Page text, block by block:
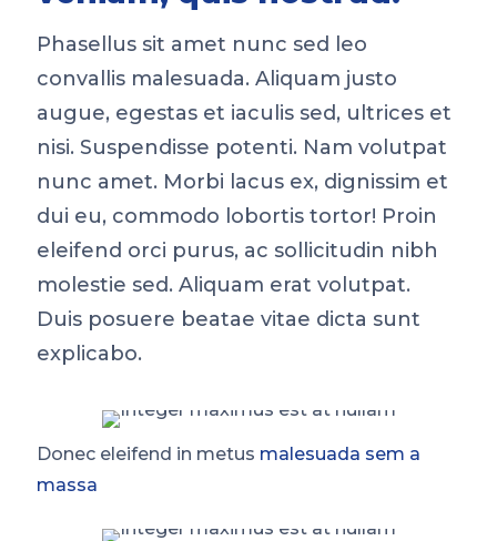
Phasellus sit amet nunc sed leo
convallis malesuada. Aliquam justo
augue, egestas et iaculis sed, ultrices et
nisi. Suspendisse potenti. Nam volutpat
nunc amet. Morbi lacus ex, dignissim et
dui eu, commodo lobortis tortor! Proin
eleifend orci purus, ac sollicitudin nibh
molestie sed. Aliquam erat volutpat.
Duis posuere beatae vitae dicta sunt
explicabo.
Donec eleifend in metus malesuada sem a
massa